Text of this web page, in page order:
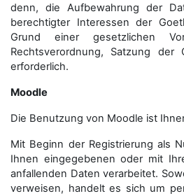
denn, die Aufbewahrung der
berechtigter Interessen der
Grund einer gesetzlichen
Rechtsverordnung, Satzung der
erforderlich.
Moodle
Die Benutzung von Moodle ist
Mit Beginn der Registrierung als
Ihnen eingegebenen oder mit
anfallenden Daten verarbeitet.
verweisen, handelt es sich um